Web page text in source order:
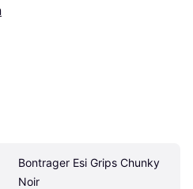
Bontrager Esi Grips Chunky
Noir